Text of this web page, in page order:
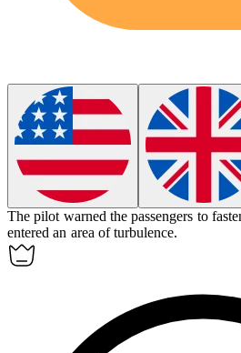
The pilot warned the passengers to
entered an area ofturbulence.